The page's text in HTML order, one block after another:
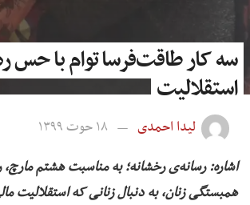
سه کار طاقت‌فرسا توام با حس
استقلالیت
لیدا احمدی
۱۸ حوت ۱۳۹۹
اشاره: رسانه‌ی رخشانه؛ به مناسبت هشتم مارچ،
همبستگی زنان، به دنبال زنانی که استقلالیت